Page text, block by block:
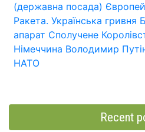
(державна посада)
Ракета. Українська гривня
апарат Сполучене
Німеччина Володимир
НАТО
Recent